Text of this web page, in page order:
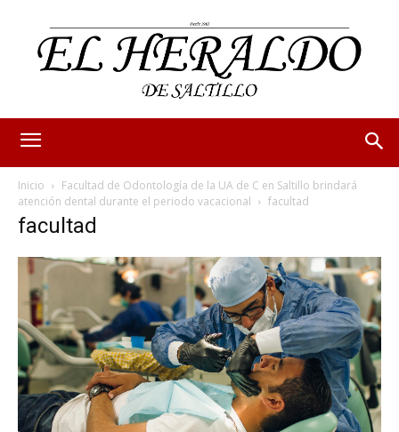
Inicio
Facultad de Odontología de la UA de C en Saltillo brindará
atención dental durante el periodo vacacional
facultad
facultad